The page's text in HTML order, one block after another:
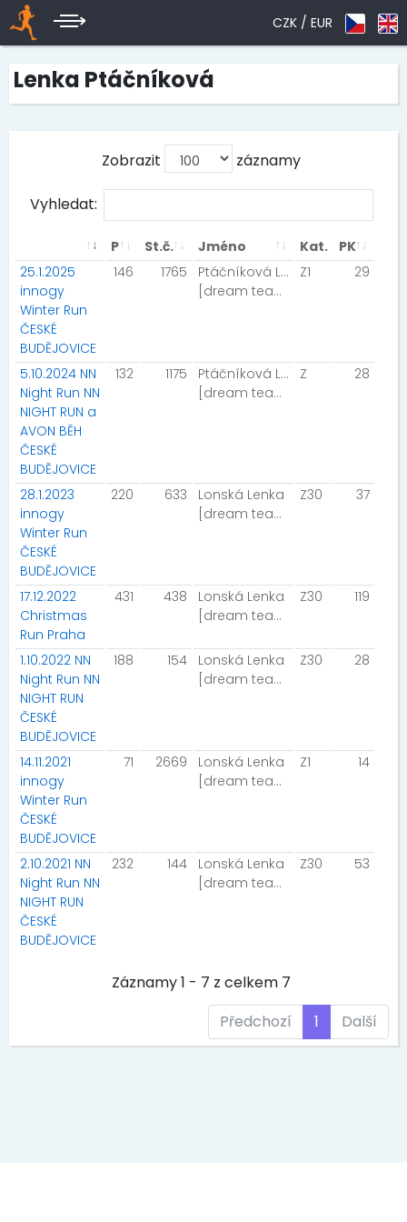
CZK / EUR
Lenka Ptáčníková
Zobrazit záznamy
Vyhledat:
P St.č. Jméno Kat.
PK
25.1.2025
innogy
Winter Run
ČESKÉ
BUDĚJOVICE
146 1765
Ptáčníková Lenka
[dream team]
Z1 29
5.10.2024 NN
Night Run NN
NIGHT RUN a
AVON BĚH
ČESKÉ
BUDĚJOVICE
132 1175
Ptáčníková Lenka
[dream team]
Z 28
28.1.2023
innogy
Winter Run
ČESKÉ
BUDĚJOVICE
220 633
Lonská Lenka
[dream team]
Z30 37
17.12.2022
Christmas
Run Praha
431 438
Lonská Lenka
[dream team]
Z30 119
1.10.2022 NN
Night Run NN
NIGHT RUN
ČESKÉ
BUDĚJOVICE
188 154
Lonská Lenka
[dream team]
Z30 28
14.11.2021
innogy
Winter Run
ČESKÉ
BUDĚJOVICE
71 2669
Lonská Lenka
[dream team]
Z1 14
2.10.2021 NN
Night Run NN
NIGHT RUN
ČESKÉ
BUDĚJOVICE
232 144
Lonská Lenka
[dream team]
Z30 53
Záznamy 1 - 7 z celkem 7
Předchozí
1 Další